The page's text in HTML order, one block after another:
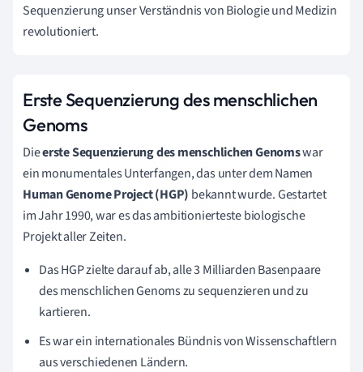
Sequenzierung unser Verständnis von Biologie und Medizin
revolutioniert.
Erste Sequenzierung des menschlichen
Genoms
Dieerste Sequenzierung des menschlichen Genomswar
ein monumentales Unterfangen, das unter dem Namen
Human Genome Project (HGP) bekannt wurde. Gestartet
im Jahr 1990, war es das ambitionierteste biologische
Projekt aller Zeiten.
Das HGP zielte darauf ab, alle 3 Milliarden Basenpaare
des menschlichen Genoms zu sequenzieren und zu
kartieren.
Es war ein internationales Bündnis von Wissenschaftlern
aus verschiedenen Ländern.